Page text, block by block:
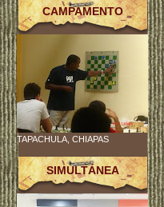
CAMPAMENTO
TAPACHULA, CHIAPAS
SIMULTÁNEA